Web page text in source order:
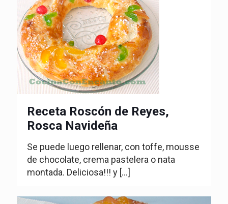
Receta Roscón de Reyes,
Rosca Navideña
Se puede luego rellenar, con toffe, mousse
de chocolate, crema pastelera o nata
montada. Deliciosa!!! y […]